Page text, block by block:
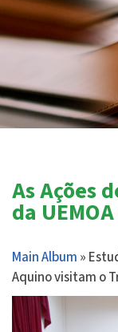
As Ações
da
Main Album »
Aquino visitam o